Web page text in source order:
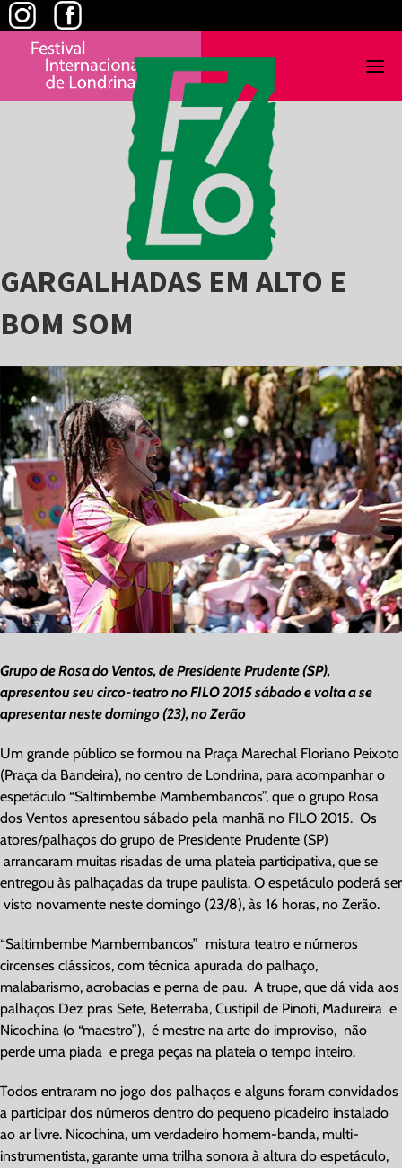
Skip
to
content
GARGALHADAS EM ALTO E
BOM SOM
View
Larger
Image
Grupo de Rosa do Ventos, de Presidente Prudente (SP),
apresentou seu circo-teatro no FILO 2015 sábado e volta a se
apresentar neste domingo (23), no Zerão
Um grande público se formou na Praça Marechal Floriano Peixoto
(Praça da Bandeira), no centro de Londrina, para acompanhar o
espetáculo “Saltimbembe Mambembancos”, que o grupo Rosa
dos Ventos apresentou sábado pela manhã no FILO 2015. Os
atores/palhaços do grupo de Presidente Prudente (SP)
arrancaram muitas risadas de uma plateia participativa, que se
entregou às palhaçadas da trupe paulista. O espetáculo poderá ser
visto novamente neste domingo (23/8), às 16 horas, no Zerão.
“Saltimbembe Mambembancos” mistura teatro e números
circenses clássicos, com técnica apurada do palhaço,
malabarismo, acrobacias e perna de pau. A trupe, que dá vida aos
palhaços Dez pras Sete, Beterraba, Custipil de Pinoti, Madureira e
Nicochina (o “maestro”), é mestre na arte do improviso, não
perde uma piada e prega peças na plateia o tempo inteiro.
Todos entraram no jogo dos palhaços e alguns foram convidados
a participar dos números dentro do pequeno picadeiro instalado
ao ar livre. Nicochina, um verdadeiro homem-banda, multi-
instrumentista, garante uma trilha sonora à altura do espetáculo,